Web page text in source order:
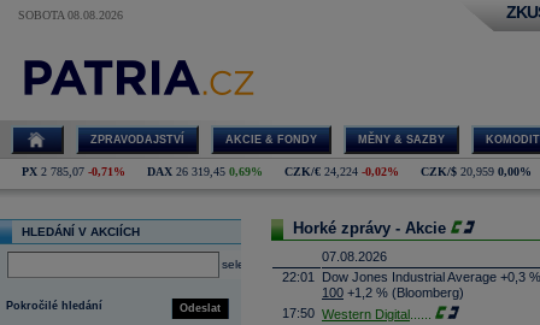
SOBOTA 08.08.2026
ZPRAVODAJSTVÍ AKCIE & FONDY MĚNY & SAZBY
PX 2 785,07 -0,71% DAX 26 319,45 0,69% CZK/€ 24,224 -0,02% CZK/$ 20,959 0,00%
HLEDÁNÍ V AKCIÍCH
select
Odeslat
Pokročilé hledání
Horké zprávy - Akcie
07.08.2026
22:01
Dow Jones Industrial Average +0,3
100 +1,2 % (Bloomberg)
17:50 Western Digital